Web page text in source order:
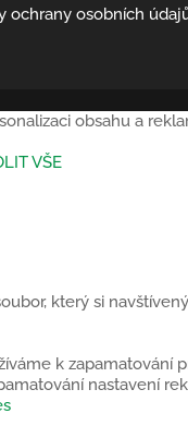
ochrany osobních
obsahu a
VŠE
který si
k zapamatování
nastavení